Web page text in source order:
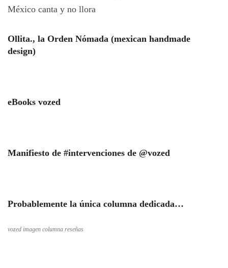
México canta y no llora
Ollita., la Orden Nómada (mexican handmade
design)
eBooks vozed
Manifiesto de #intervenciones de @vozed
Probablemente la única columna dedicada…
vozed imagen columna reseñas